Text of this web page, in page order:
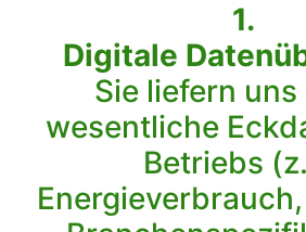
1.
Digitale
Sie liefern
wesentliche
Betriebs